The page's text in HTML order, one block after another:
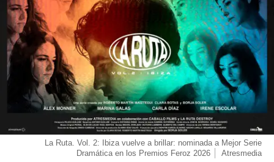
La Ruta. Vol. 2: Ibiza vuelve a brillar: nominada a Mejor Serie
Dramática en los Premios Feroz 2026
Atresmedia